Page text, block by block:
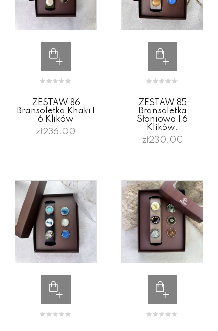
ZESTAW 86
Bransoletka Khaki I
6 Klików
zł236.00
ZESTAW 85
Bransoletka
Słoniowa I 6
Klików.
zł230.00